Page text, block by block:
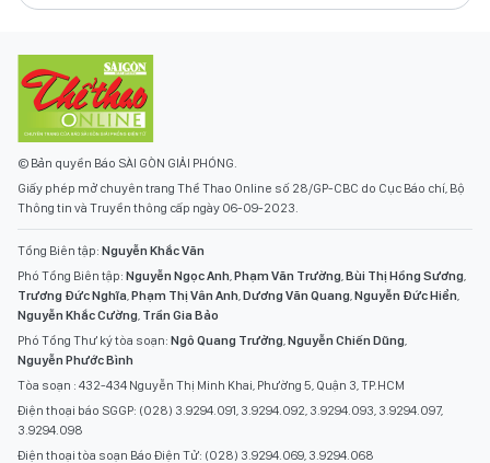
© Bản quyền Báo SÀI GÒN GIẢI PHÓNG.
Giấy phép mở chuyên trang Thể Thao Online số 28/GP-CBC do Cục Báo chí, Bộ
Thông tin và Truyền thông cấp ngày 06-09-2023.
Tổng Biên tập: Nguyễn Khắc Văn
Phó Tổng Biên tập: Nguyễn Ngọc Anh Phạm Văn Trường Bùi Thị Hồng Sương
Trương Đức Nghĩa Phạm Thị Vân Anh Dương Văn Quang Nguyễn Đức Hiển
Nguyễn Khắc Cường Trần Gia Bảo
Phó Tổng Thư ký tòa soạn: Ngô Quang Trưởng Nguyễn Chiến Dũng
Nguyễn Phước Bình
Tòa soạn : 432-434 Nguyễn Thị Minh Khai, Phường 5, Quận 3, TP.HCM
Điện thoại báo SGGP: (028) 3.9294.091, 3.9294.092, 3.9294.093, 3.9294.097,
3.9294.098
Điện thoại tòa soạn Báo Điện Tử: (028) 3.9294.069, 3.9294.068